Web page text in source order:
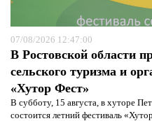
07/08/2026 12:47:00
В Ростовской области
сельского туризма и
«Хутор Фест»
В субботу, 15 августа, в хуторе
состоится летний фестиваль